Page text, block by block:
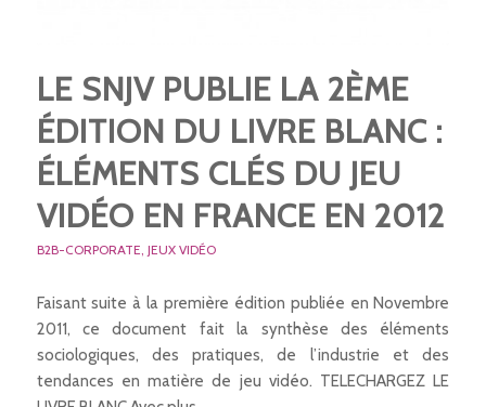
LE SNJV PUBLIE LA 2ÈME
ÉDITION DU LIVRE BLANC :
ÉLÉMENTS CLÉS DU JEU
VIDÉO EN FRANCE EN 2012
B2B-CORPORATE, JEUX VIDÉO
Faisant suite à la première édition publiée en Novembre
2011, ce document fait la synthèse des éléments
sociologiques, des pratiques, de l’industrie et des
tendances en matière de jeu vidéo. TELECHARGEZ LE